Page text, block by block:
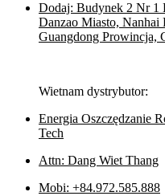
Dodaj: Budynek 2 Nr 1
Danzao Miasto, Nanhai
Guangdong Prowincja,
Wietnam dystrybutor:
Energia Oszczędzanie
Tech
Attn: Dang Wiet Thang
Mobi: +84.972.585.888